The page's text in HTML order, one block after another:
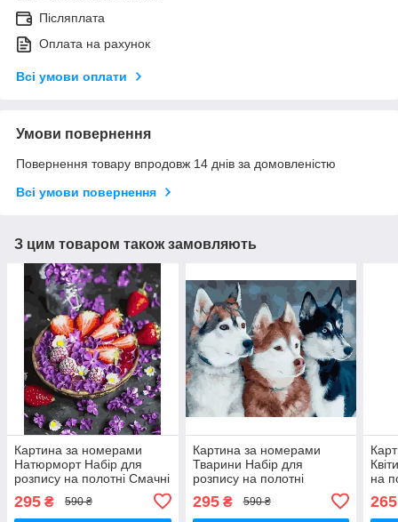
Післяплата
Оплата на рахунок
Всі умови оплати
Умови повернення
Повернення товару впродовж 14 днів за домовленістю
Всі умови повернення
З цим товаром також замовляють
Картина за номерами
Натюрморт Набір для
розпису на полотні Смачні
номерам 40x50 Rainbow
295 ₴ 590 ₴
Картина за номерами
Тварини Набір для
розпису на полотні
Красунчики-хаскі Живопис
по номерам Собаки 40x50
295₴ 590 ₴
на
265